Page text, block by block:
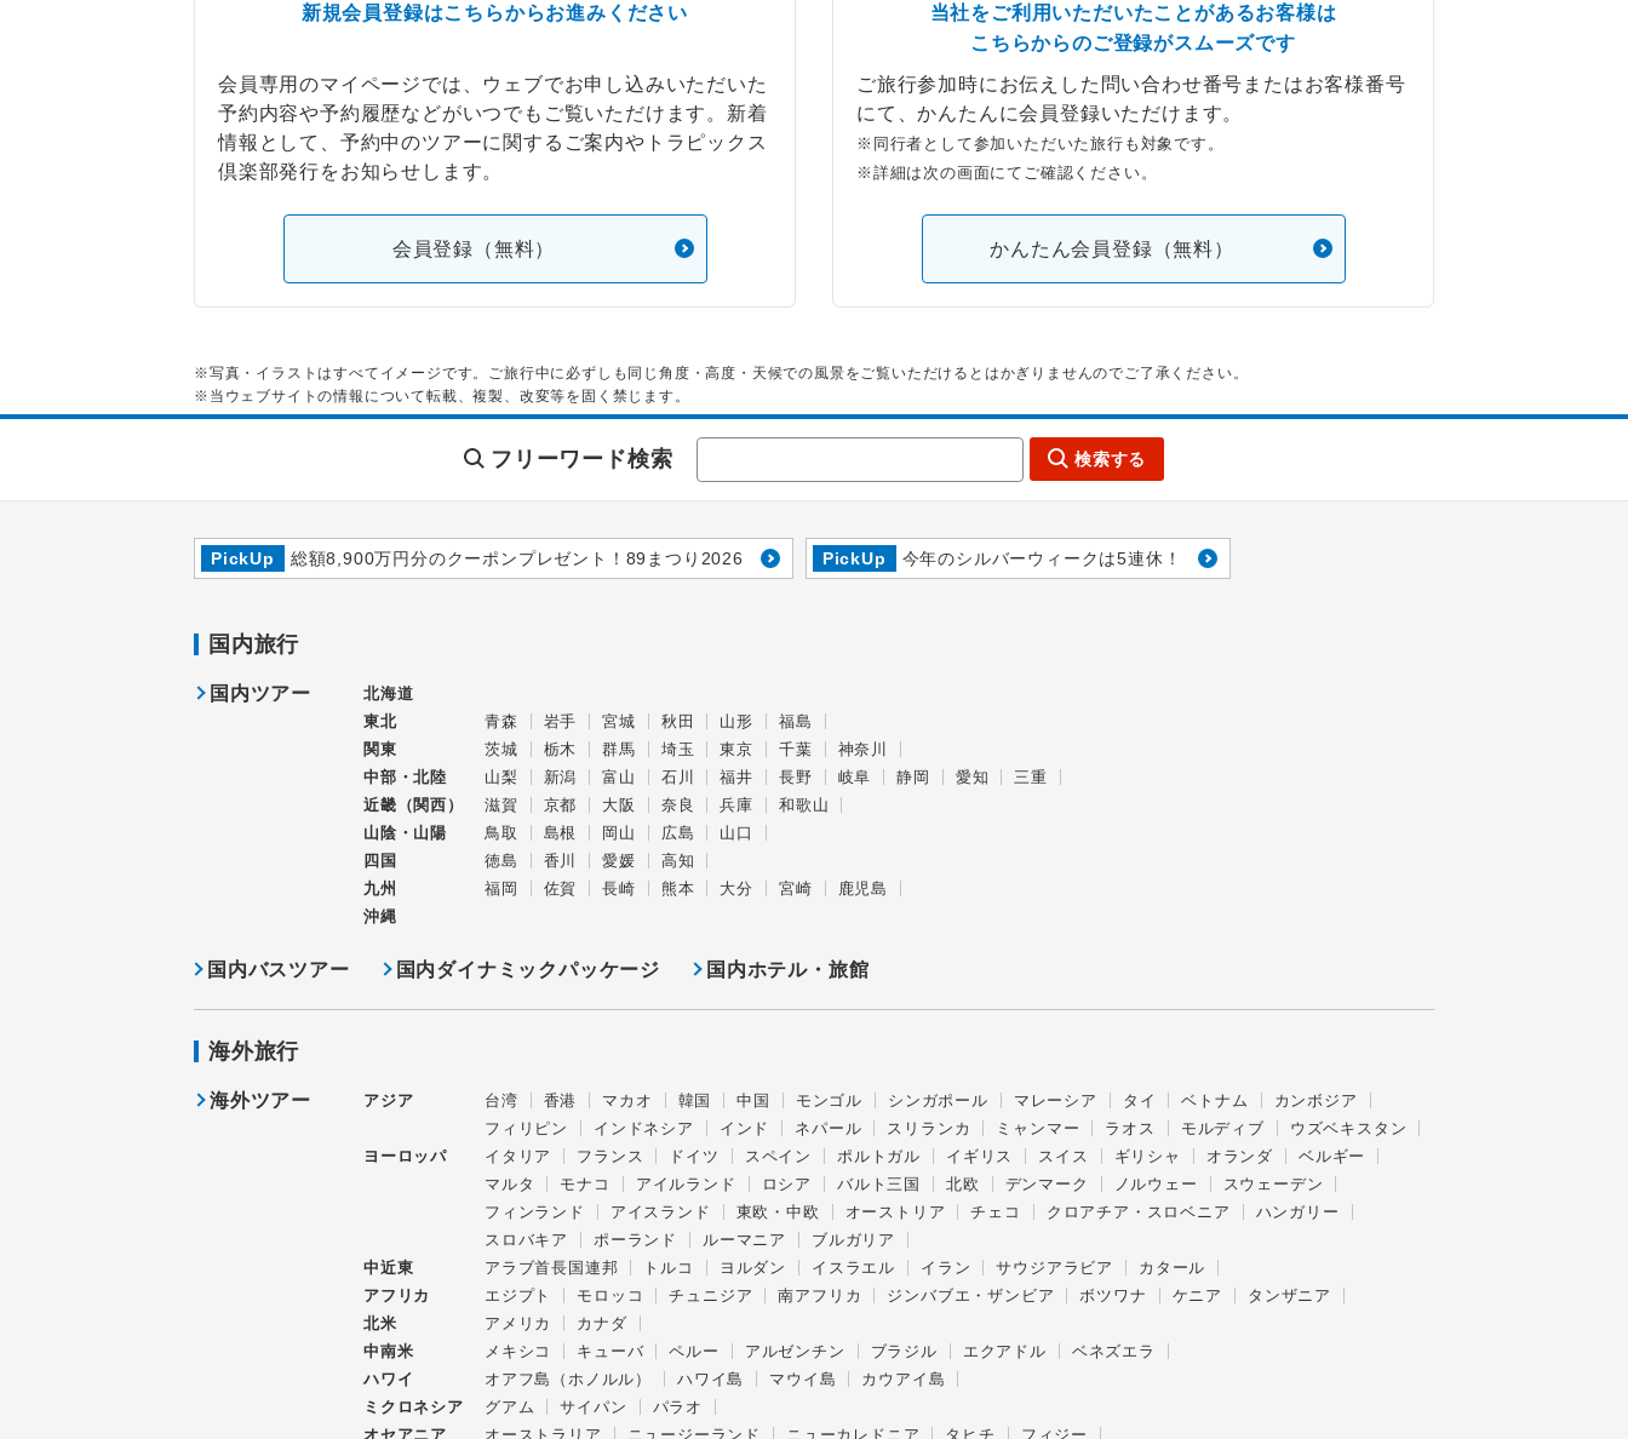
新規会員登録はこちらからお進みください
会員専用のマイページでは、ウェブでお申し込みいただいた
予約内容や予約履歴などがいつでもご覧いただけます。新着
情報として、予約中のツアーに関するご案内やトラピックス
倶楽部発行をお知らせします。
会員登録（無料）
当社をご利用いただいたことがあるお客様は
こちらからのご登録がスムーズです
ご旅行参加時にお伝えした問い合わせ番号またはお客様番号
にて、かんたんに会員登録いただけます。
※同行者として参加いただいた旅行も対象です。
※詳細は次の画面にてご確認ください。
かんたん会員登録（無料）
※写真・イラストはすべてイメージです。ご旅行中に必ずしも同じ角度・高度・天候での風景をご覧いただけるとはかぎりませんのでご了承ください。
※当ウェブサイトの情報について転載、複製、改変等を固く禁じます。
フリーワード検索 検索する
PickUp 総額8,900万円分のクーポンプレゼント！89まつり2026 PickUp 今年のシルバーウィークは5連休！
国内旅行
国内ツアー
北海道
東北
青森 岩手 宮城 秋田 山形
福島
関東
茨城 栃木 群馬 埼玉 東京 千葉
神奈川
中部・北陸
山梨 新潟 富山 石川 福井 長野 岐阜 静岡 愛知
三重
近畿（関西）
滋賀 京都 大阪 奈良 兵庫
和歌山
山陰・山陽
鳥取 島根 岡山 広島
山口
四国
徳島 香川 愛媛
高知
九州
福岡 佐賀 長崎 熊本 大分 宮崎
鹿児島
沖縄
国内バスツアー 国内ダイナミックパッケージ 国内ホテル・旅館
海外旅行
海外ツアー アジア 台湾 香港 マカオ 韓国 中国 モンゴル シンガポール マレーシア タイ ベトナム
カンボジア
フィリピン
インドネシア インド ネパール スリランカ ミャンマー ラオス モルディブ
ウズベキスタン
ヨーロッパ
イタリア フランス ドイツ スペイン ポルトガル イギリス スイス ギリシャ オランダ
ベルギー
マルタ
モナコ アイルランド ロシア バルト三国 北欧 デンマーク ノルウェー
スウェーデン
フィンランド
アイスランド 東欧・中欧 オーストリア チェコ クロアチア・スロベニア
ハンガリー
スロバキア
ポーランド ルーマニア
ブルガリア
中近東
アラブ首長国連邦 トルコ ヨルダン イスラエル イラン サウジアラビア
カタール
アフリカ
エジプト モロッコ チュニジア 南アフリカ ジンバブエ・ザンビア ボツワナ ケニア
タンザニア
北米
アメリカ
カナダ
中南米
メキシコ キューバ ペルー アルゼンチン ブラジル エクアドル
ベネズエラ
ハワイ
オアフ島（ホノルル） ハワイ島 マウイ島
カウアイ島
ミクロネシア
グアム サイパン
パラオ
オセアニア
オーストラリア ニュージーランド ニューカレドニア タヒチ フィジー